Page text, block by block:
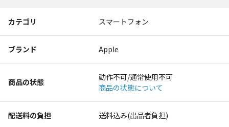
カテゴリ スマートフォン
ブランド Apple
商品の状態
動作不可/通常使用不可
商品の状態について
配送料の負担 送料込み(出品者負担)